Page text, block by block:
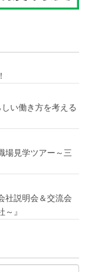
い働き方を考える
場見学ツアー～三
社説明会＆交流会
』